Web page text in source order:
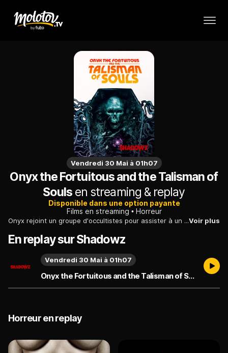
Vendredi 30 Mai à 01h07
Onyx the Fortuitous and the Talisman of
Soulsen streaming & replay
Disponible dans une option payante
Films en streaming
Horreur
Onyx rejoint un groupe d'occultistes pour assister à un sombre rituel au manoir de leur idole, Bartok. Suspectant les intentions néfastes de Bartok, Onyx est soudainement immergé dans un monde de monstres, de mystère et de chaos.Voir plus
En replay sur Shadowz
Onyx the Fortuitous and the Talisman of Souls
Vendredi 30 Mai à 01h07
Horreur en replay